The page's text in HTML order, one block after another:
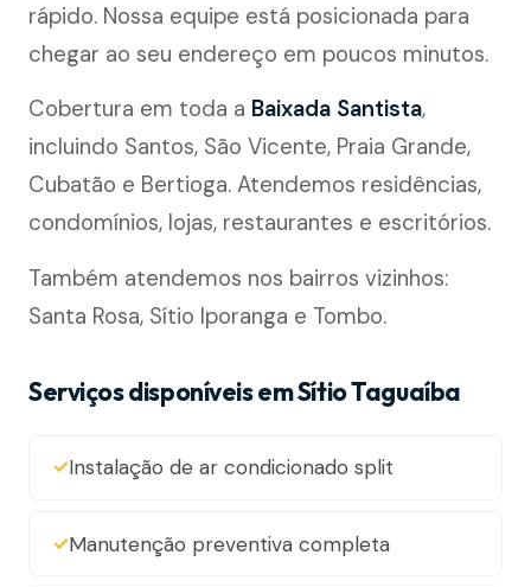
rápido. Nossa equipe está posicionada para
chegar ao seu endereço em poucos minutos.
Cobertura em toda a Baixada Santista,
incluindo Santos, São Vicente, Praia Grande,
Cubatão e Bertioga. Atendemos residências,
condomínios, lojas, restaurantes e escritórios.
Também atendemos nos bairros vizinhos:
Santa Rosa, Sítio Iporanga e Tombo.
Serviços disponíveis em Sítio Taguaíba
Instalação de ar condicionado split
Manutenção preventiva completa